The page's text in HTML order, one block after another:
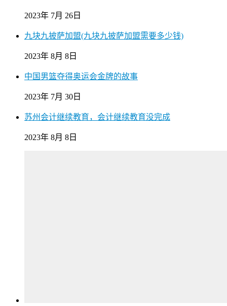
2023年 7月 26日
九块九披萨加盟(九块九披萨加盟需要多少钱)
2023年 8月 8日
中国男篮夺得奥运会金牌的故事
2023年 7月 30日
苏州会计继续教育，会计继续教育没完成
2023年 8月 8日